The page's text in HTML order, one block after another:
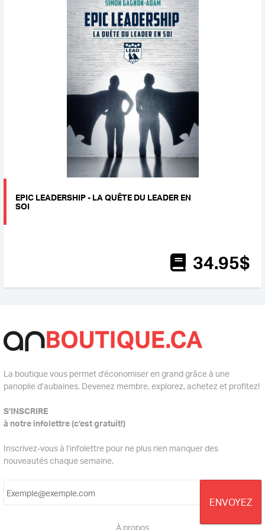
EPIC LEADERSHIP - LA QUÊTE DU LEADER EN
SOI
34.95$
La boutique vous permet d’économiser en grand grâce à une
panoplie d’aubaines. Devenez membre, explorez, achetez et profitez!
S’INSCRIRE
à notre infolettre (c’est gratuit!)
Inscrivez-vous à l’infolettre pour ne plus rien manquer des
nouveautés chaque semaine.
À propos